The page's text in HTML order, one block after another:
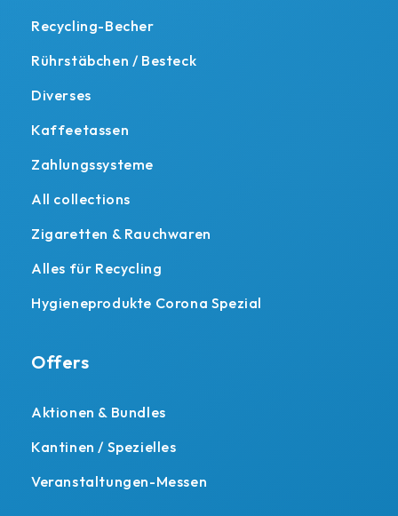
Recycling-Becher
Rührstäbchen / Besteck
Diverses
Kaffeetassen
Zahlungssysteme
All collections
Zigaretten & Rauchwaren
Alles für Recycling
Hygieneprodukte Corona Spezial
Offers
Aktionen & Bundles
Kantinen / Spezielles
Veranstaltungen-Messen